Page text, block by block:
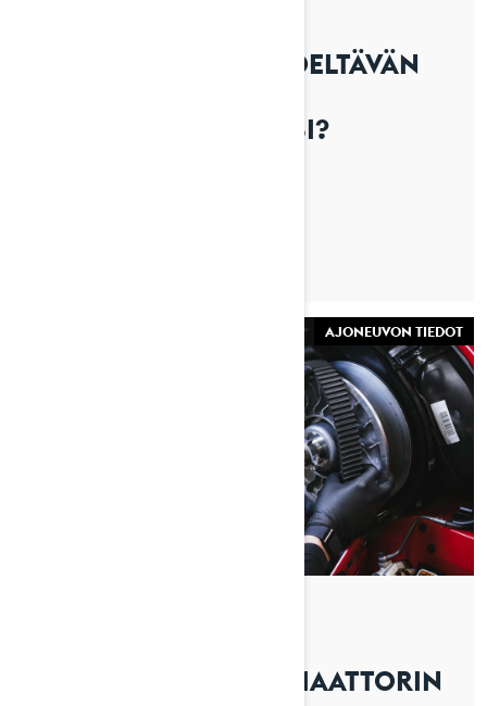
KUINKA TEET AJOA EDELTÄVÄN
MOOTTORIKELKKAASI?
AJONEUVON TIEDOT
KUINKA VAIHDAT VARIAATTORIN